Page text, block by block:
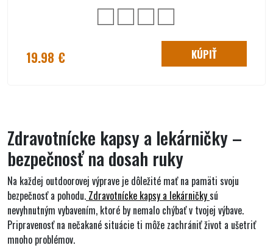
19.98 € KÚPIŤ
Zdravotnícke kapsy a lekárničky –
bezpečnosť na dosah ruky
Na každej outdoorovej výprave je dôležité mať na pamäti svoju
bezpečnosť a pohodu. Zdravotnícke kapsy a lekárničkysú
nevyhnutným vybavením, ktoré by nemalo chýbať v tvojej výbave.
Pripravenosť na nečakané situácie ti môže zachrániť život a ušetriť
mnoho problémov.